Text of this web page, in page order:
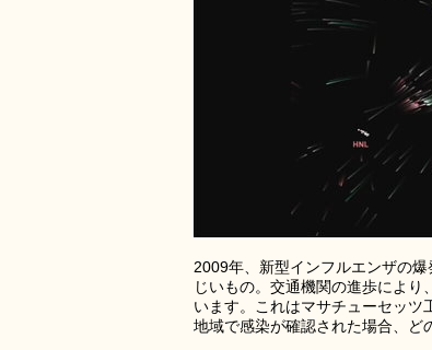
2009年、新型インフルエンザの
じいもの。交通機関の進歩によ
います。これはマサチューセッツ
地域で感染が確認された場合、ど